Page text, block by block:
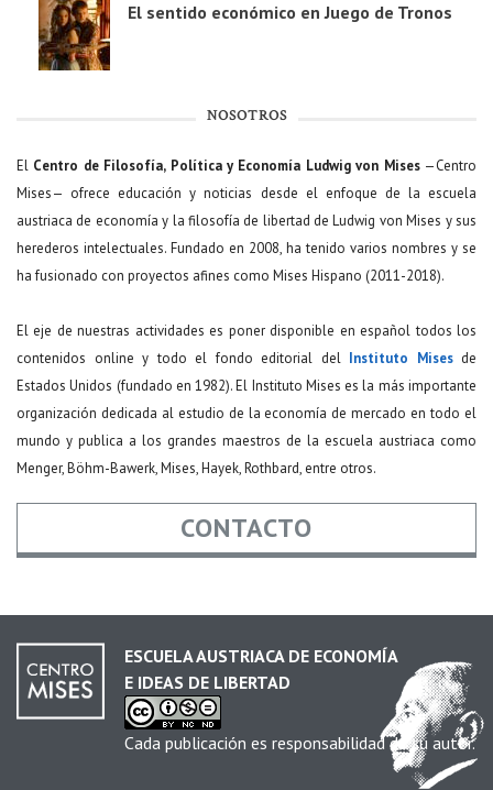
El sentido económico en Juego de Tronos
NOSOTROS
El Centro de Filosofía, Política y Economía Ludwig von Mises—Centro
Mises— ofrece educación y noticias desde el enfoque de la escuela
austriaca de economía y la filosofía de libertad de Ludwig von Mises y sus
herederos intelectuales. Fundado en 2008, ha tenido varios nombres y se
ha fusionado con proyectos afines como Mises Hispano (2011-2018).
El eje de nuestras actividades es poner disponible en español todos los
contenidos online y todo el fondo editorial del Instituto Misesde
Estados Unidos (fundado en 1982). El Instituto Mises es la más importante
organización dedicada al estudio de la economía de mercado en todo el
mundo y publica a los grandes maestros de la escuela austriaca como
Menger, Böhm-Bawerk, Mises, Hayek, Rothbard, entre otros.
CONTACTO
Email *
ESCUELA AUSTRIACA DE ECONOMÍA
E IDEAS DE LIBERTAD
Cada publicación es responsabilidad de su autor.